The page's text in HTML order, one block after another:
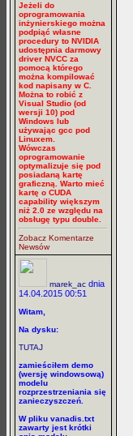
Jeżeli do
oprogramowania
inżynierskiego można
podpiąć własne
procedury to NVIDIA
udostępnia darmowy
driver NVCC za
pomocą którego
można kompilować
kod napisany w C.
Można to robić z
Visual Studio (od
wersji 10) pod
Windows lub
używając gcc pod
Linuxem.
Wówczas
oprogramowanie
optymalizuje się pod
posiadaną kartę
graficzną. Warto mieć
kartę o CUDA
capability większym
niż 2.0 ze względu na
obsługę typu double.
Zobacz Komentarze
Newsów
marek_ac dnia
14.04.2015 00:51
Witam,
Na dysku:
TUTAJ
zamieściłem demo
(wersję windowsową)
modelu
rozprzestrzeniania się
zanieczyszczeń.
W pliku vanadis.txt
zawarty jest krótki